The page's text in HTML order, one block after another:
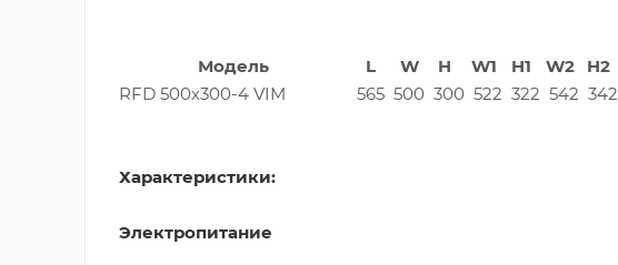
Модель L W H W1 H1 W2 H2
RFD 500х300-4 VIM
565 500 300 522 322 542 342
Характеристики:
Электропитание